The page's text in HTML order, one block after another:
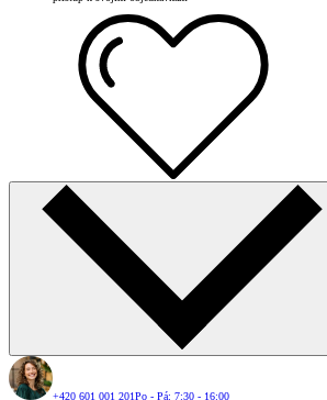
+420 601 001 201Po - Pá: 7:30 - 16:00